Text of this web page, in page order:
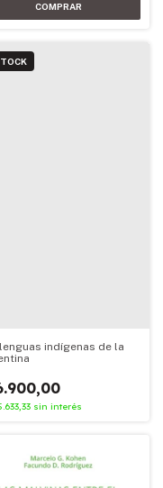
indígenas de la
sin interés